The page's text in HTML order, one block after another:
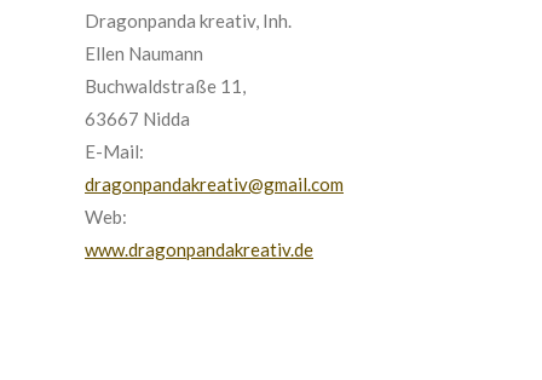
Dragonpanda kreativ, Inh.
Ellen Naumann
Buchwaldstraße 11,
63667 Nidda
E-Mail:
dragonpandakreativ@gmail.com
Web:
www.dragonpandakreativ.de